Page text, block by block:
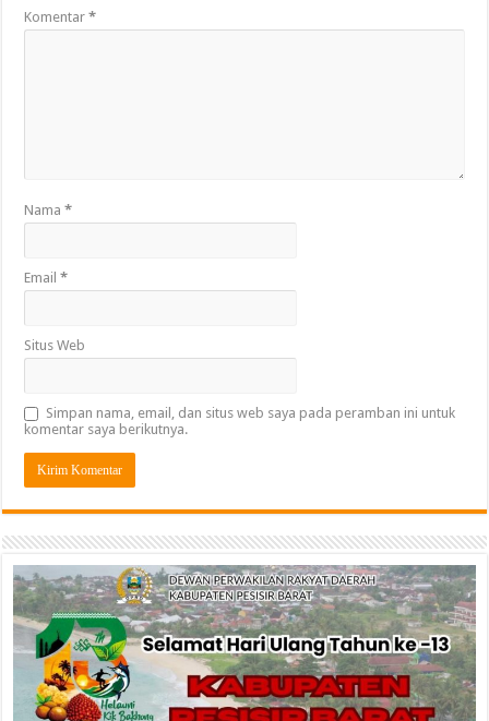
Komentar*
Nama*
Email*
Situs Web
Simpan nama, email, dan situs web saya pada peramban ini untuk
komentar saya berikutnya.